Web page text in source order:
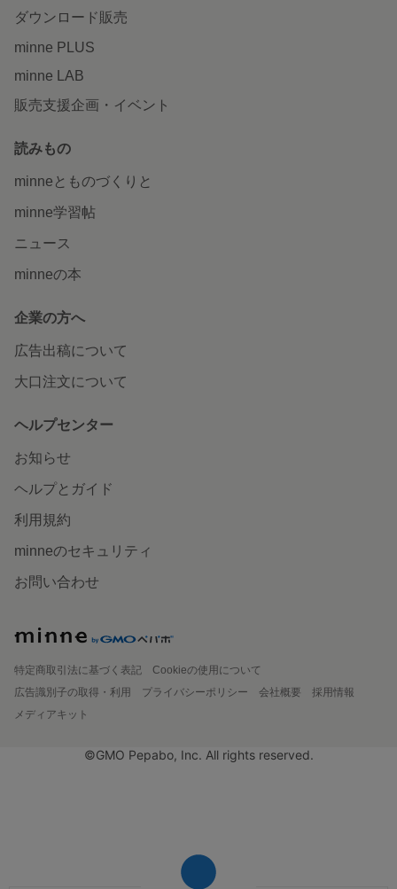
ダウンロード販売
minne PLUS
minne LAB
販売支援企画・イベント
読みもの
minneとものづくりと
minne学習帖
ニュース
minneの本
企業の方へ
広告出稿について
大口注文について
ヘルプセンター
お知らせ
ヘルプとガイド
利用規約
minneのセキュリティ
お問い合わせ
特定商取引法に基づく表記
Cookieの使用について
広告識別子の取得・利用
プライバシーポリシー 会社概要
採用情報
メディアキット
©GMO Pepabo, Inc. All rights reserved.